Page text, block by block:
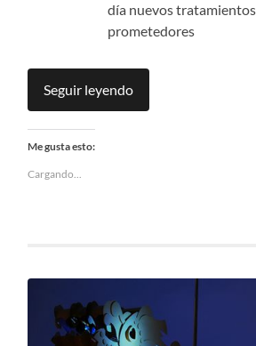
día nuevos
prometedores
Seguir leyendo
Me gusta esto:
Cargando...